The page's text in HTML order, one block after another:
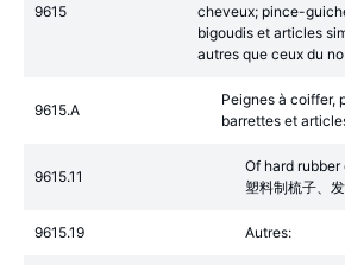
9615
cheveux; pince-
bigoudis et articles
autres que ceux du
9615.A
Peignes à coiffer,
barrettes et
9615.11
Of hard rubber
塑料制梳子、
9615.19 Autres: